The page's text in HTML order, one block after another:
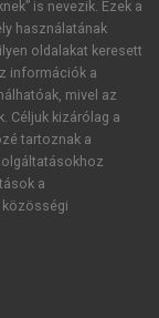
is nevezik. Ezek a
használatának
oldalakat keresett
információk a
mivel az
Céljuk kizárólag a
tartoznak a
a
közösségi